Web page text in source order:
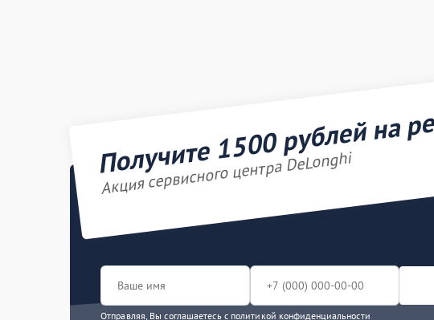
Получите 1500 рублей на
Акция сервисного центра DeLonghi
Отправляя, Вы соглашаетесь с политикой конфиденциальности